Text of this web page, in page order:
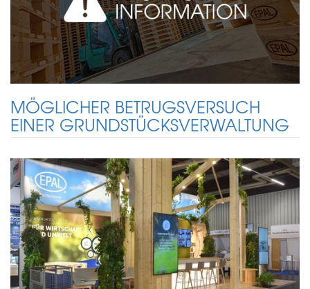
MÖGLICHER BETRUGSVERSUCH
EINER GRUNDSTÜCKSVERWALTUNG